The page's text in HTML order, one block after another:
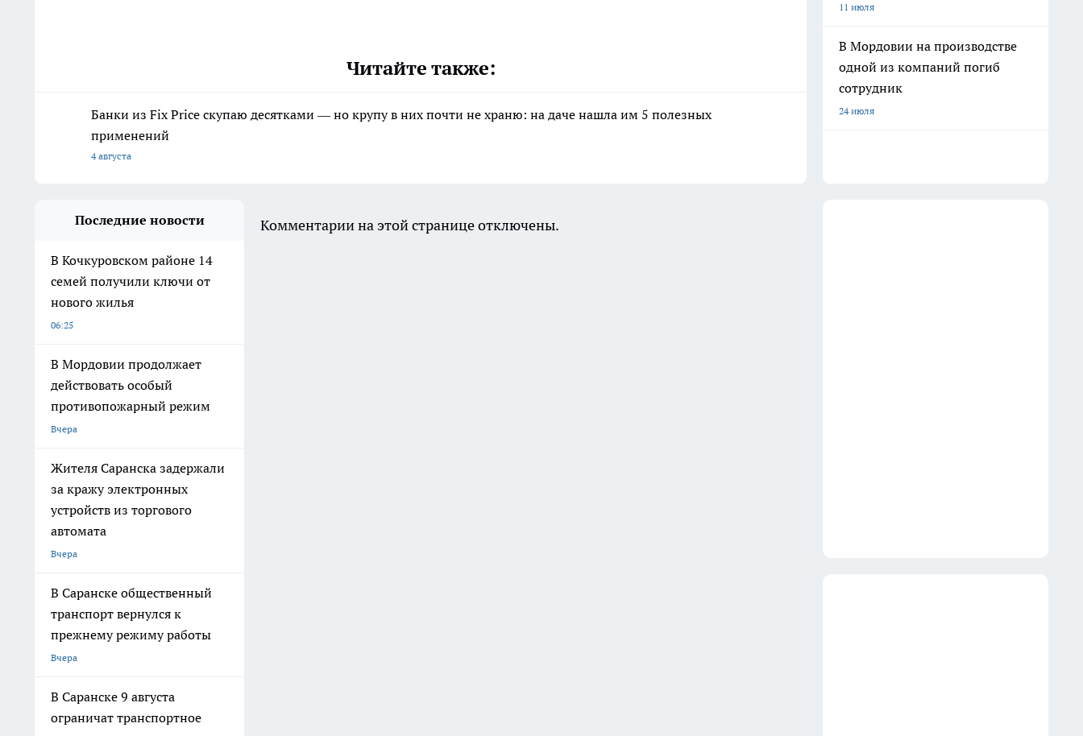
Читайте также:
Банки из Fix Price скупаю десятками — но крупу в них почти не храню: на даче нашла им 5 полезных
применений
4 августа
11 июля
В Мордовии на производстве
одной из компаний погиб
сотрудник
24 июля
Последние новости
В Кочкуровском районе 14
семей получили ключи от
нового жилья
06:25
В Мордовии продолжает
действовать особый
противопожарный режим
Вчера
Жителя Саранска задержали
за кражу электронных
устройств из торгового
автомата
Вчера
В Саранске общественный
транспорт вернулся к
прежнему режиму работы
Вчера
В Саранске 9 августа
ограничат транспортное
Комментарии на этой странице отключены.